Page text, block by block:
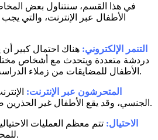
في هذا القسم، سنتناول بعض
الأطفال عبر الإنترنت، والتي يجب
التنمر الإلكتروني: هناك احتمال كبير
دردشة متعددة ويتحدث مع أشخاص
الأطفال للمضايقات من زملاء الدراسة أو الجيران أو حتى الغرباء.
المتحرشون عبر الإنترنت:
الجنسي، وقد يقع الأطفال غير الحذرين ضحية للتحرش أو الاستدراج.
الاحتيال: تتم معظم العمليات
للمحتالين إخفاء هويتهم بسهولة.